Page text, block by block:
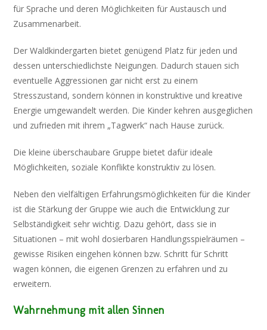
für Sprache und deren Möglichkeiten für Austausch und
Zusammenarbeit.
Der Waldkindergarten bietet genügend Platz für jeden und
dessen unterschiedlichste Neigungen. Dadurch stauen sich
eventuelle Aggressionen gar nicht erst zu einem
Stresszustand, sondern können in konstruktive und kreative
Energie umgewandelt werden. Die Kinder kehren ausgeglichen
und zufrieden mit ihrem „Tagwerk“ nach Hause zurück.
Die kleine überschaubare Gruppe bietet dafür ideale
Möglichkeiten, soziale Konflikte konstruktiv zu lösen.
Neben den vielfältigen Erfahrungsmöglichkeiten für die Kinder
ist die Stärkung der Gruppe wie auch die Entwicklung zur
Selbständigkeit sehr wichtig. Dazu gehört, dass sie in
Situationen – mit wohl dosierbaren Handlungsspielräumen –
gewisse Risiken eingehen können bzw. Schritt für Schritt
wagen können, die eigenen Grenzen zu erfahren und zu
erweitern.
Wahrnehmung mit allen Sinnen